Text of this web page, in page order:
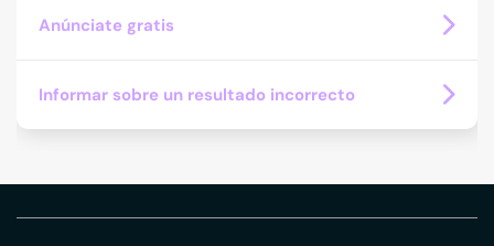
Anúnciate gratis
Informar sobre un resultado incorrecto